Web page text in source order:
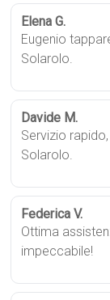
Elena G.
Eugenio
Solarolo.
Davide M.
Servizio
Solarolo.
Federica V.
Ottima
impeccabile!